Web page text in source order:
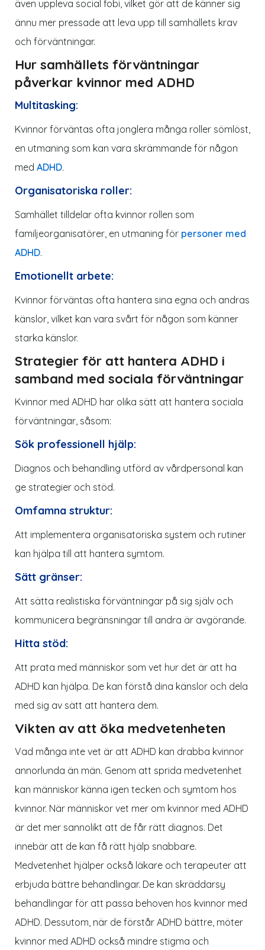
även uppleva social fobi, vilket gör att de känner sig
ännu mer pressade att leva upp till samhällets krav
och förväntningar.
Hur samhällets förväntningar
påverkar kvinnor med ADHD
Multitasking:
Kvinnor förväntas ofta jonglera många roller sömlöst,
en utmaning som kan vara skrämmande för någon
med ADHD.
Organisatoriska roller:
Samhället tilldelar ofta kvinnor rollen som
familjeorganisatörer, en utmaning för personer med
ADHD.
Emotionellt arbete:
Kvinnor förväntas ofta hantera sina egna och andras
känslor, vilket kan vara svårt för någon som känner
starka känslor.
Strategier för att hantera ADHD i
samband med sociala förväntningar
Kvinnor med ADHD har olika sätt att hantera sociala
förväntningar, såsom:
Sök professionell hjälp:
Diagnos och behandling utförd av vårdpersonal kan
ge strategier och stöd.
Omfamna struktur:
Att implementera organisatoriska system och rutiner
kan hjälpa till att hantera symtom.
Sätt gränser:
Att sätta realistiska förväntningar på sig själv och
kommunicera begränsningar till andra är avgörande.
Hitta stöd:
Att prata med människor som vet hur det är att ha
ADHD kan hjälpa. De kan förstå dina känslor och dela
med sig av sätt att hantera dem.
Vikten av att öka medvetenheten
Vad många inte vet är att ADHD kan drabba kvinnor
annorlunda än män. Genom att sprida medvetenhet
kan människor känna igen tecken och symtom hos
kvinnor. När människor vet mer om kvinnor med ADHD
är det mer sannolikt att de får rätt diagnos. Det
innebär att de kan få rätt hjälp snabbare.
Medvetenhet hjälper också läkare och terapeuter att
erbjuda bättre behandlingar. De kan skräddarsy
behandlingar för att passa behoven hos kvinnor med
ADHD. Dessutom, när de förstår ADHD bättre, möter
kvinnor med ADHD också mindre stigma och